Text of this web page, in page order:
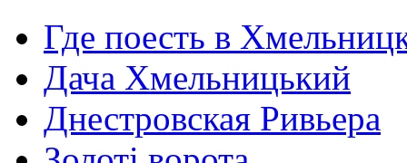
Где поесть в
Дача Хмельницький
Днестровская Ривьера